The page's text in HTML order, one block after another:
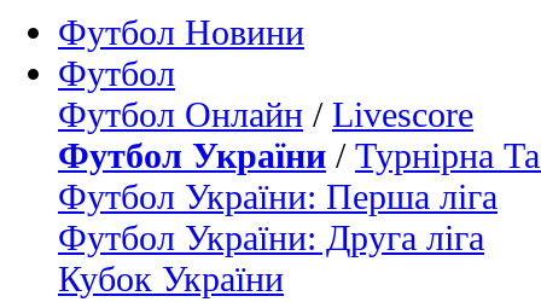
Футбол Новини
Футбол
Футбол Онлайн / Livescore
Футбол України / Турнірна
Футбол України: Перша ліга
Футбол України: Друга ліга
Кубок України